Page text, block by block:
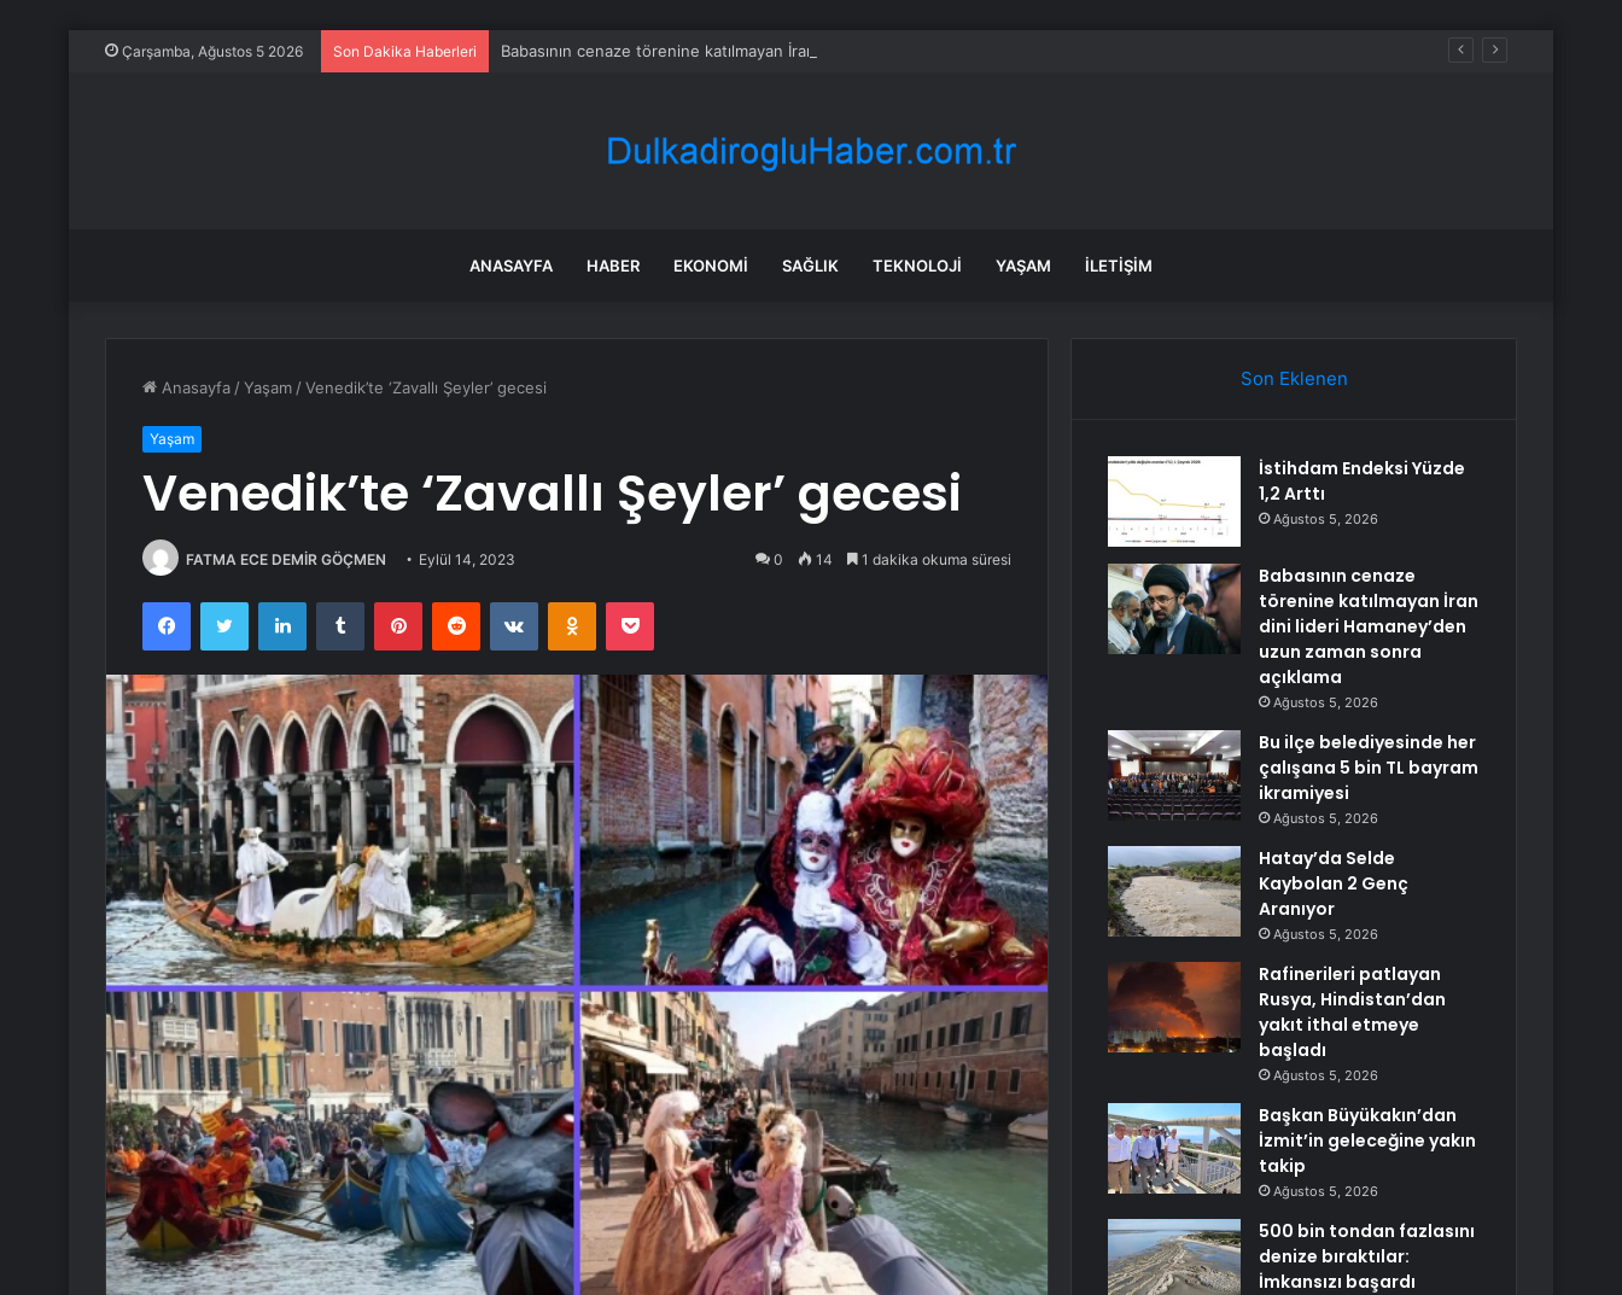
Çarşamba, Ağustos 5 2026 Son Dakika Haberleri Babasının cenaze törenine katılmayan İran dini lideri Hamaney’den uzun zaman sonra açıklama
ANASAYFA HABER EKONOMI SAĞLIK TEKNOLOJI YAŞAM İLETIŞIM
Anasayfa /Yaşam /Venedik’te ‘Zavallı Şeyler’ gecesi
Yaşam
Venedik’te ‘Zavallı Şeyler’ gecesi
FATMA ECE DEMİR GÖÇMEN Eylül 14, 2023 0 14 1 dakika okuma süresi
FacebookTwitter LinkedInTumblr PinterestReddit VKontakteOdnoklassniki
Pocket
Son Eklenen
İstihdam Endeksi Yüzde
1,2 Arttı
Ağustos 5, 2026
Babasının cenaze
törenine katılmayan İran
dini lideri Hamaney’den
uzun zaman sonra
açıklama
Ağustos 5, 2026
Bu ilçe belediyesinde her
çalışana 5 bin TL bayram
ikramiyesi
Ağustos 5, 2026
Hatay’da Selde
Kaybolan 2 Genç
Aranıyor
Ağustos 5, 2026
Rafinerileri patlayan
Rusya, Hindistan’dan
yakıt ithal etmeye
başladı
Ağustos 5, 2026
Başkan Büyükakın’dan
İzmit’in geleceğine yakın
takip
Ağustos 5, 2026
500 bin tondan fazlasını
denize bıraktılar:
İmkansızı başardı